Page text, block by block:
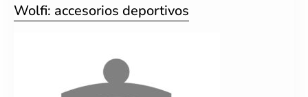
Wolfi: accesorios deportivos